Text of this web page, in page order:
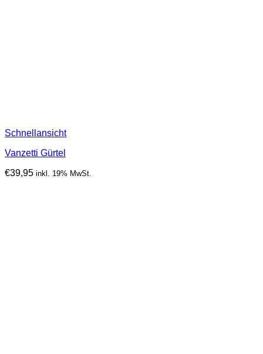
Schnellansicht
Vanzetti Gürtel
€39,95 inkl. 19% MwSt.